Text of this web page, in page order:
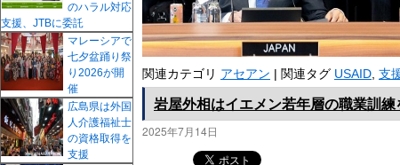
関連カテゴリ アセアン | 関連タグ USAID 支
岩屋外相はイエメン若年層の職業訓
2025年7月14日
のハラル対応
支援、JTBに委託
マレーシアで
七夕盆踊り祭
り2026が開
催
広島県は外国
人介護福祉士
の資格取得を
支援